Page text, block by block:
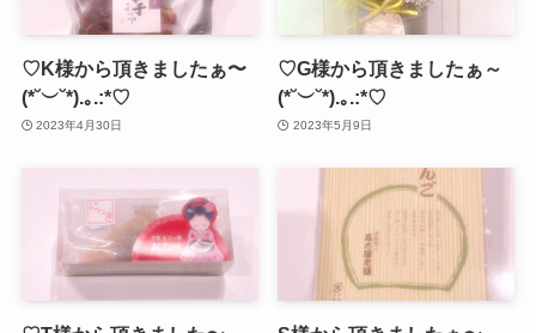
♡K様から頂きましたぁ〜
(*˘︶˘*).｡.:*♡
2023年4月30日
♡G様から頂きましたぁ～
(*˘︶˘*).｡.:*♡
2023年5月9日